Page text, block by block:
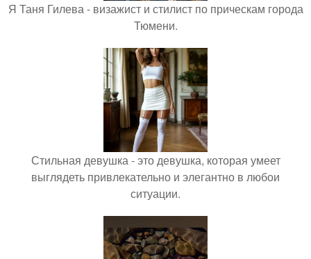
Я Таня Гилева - визажист и стилист по прическам города
Тюмени.
Стильная девушка - это девушка, которая умеет
выглядеть привлекательно и элегантно в любои
ситуации.